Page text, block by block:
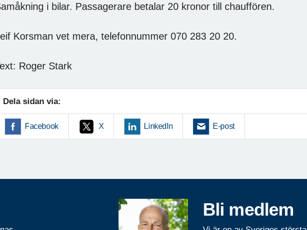
i bilar. Passagerare betalar 20 kronor till chauffören.
Korsman vet mera, telefonnummer 070 283 20 20.
Roger Stark
Dela sidan via:
Facebook X LinkedIn E-post
Bli medlem